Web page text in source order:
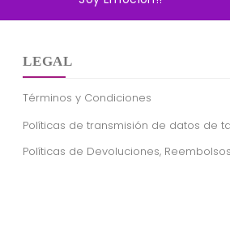
LEGAL
Términos y Condiciones
Políticas de transmisión de datos de
Políticas de Devoluciones,